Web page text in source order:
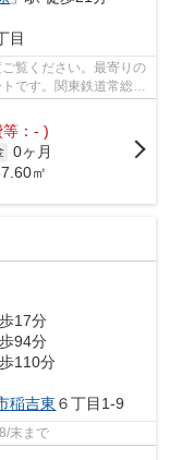
目
覧ください。最寄りの
です。関東鉄道常総線
：- )
0ヶ月
㎡
17分
94分
110分
稲吉東 ６丁目1-9
末まで